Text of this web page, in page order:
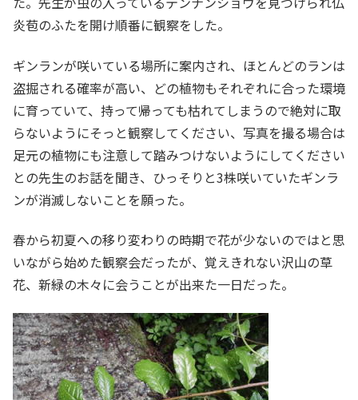
炎苞のふたを開け順番に観察をした。
ギンランが咲いている場所に案内され、ほとんどのランは
盗掘される確率が高い、どの植物もそれぞれに合った環境
に育っていて、持って帰っても枯れてしまうので絶対に取
らないようにそっと観察してください、写真を撮る場合は
足元の植物にも注意して踏みつけないようにしてください
との先生のお話を聞き、ひっそりと3株咲いていたギンラ
ンが消滅しないことを願った。
春から初夏への移り変わりの時期で花が少ないのではと思
いながら始めた観察会だったが、覚えきれない沢山の草
花、新緑の木々に会うことが出来た一日だった。